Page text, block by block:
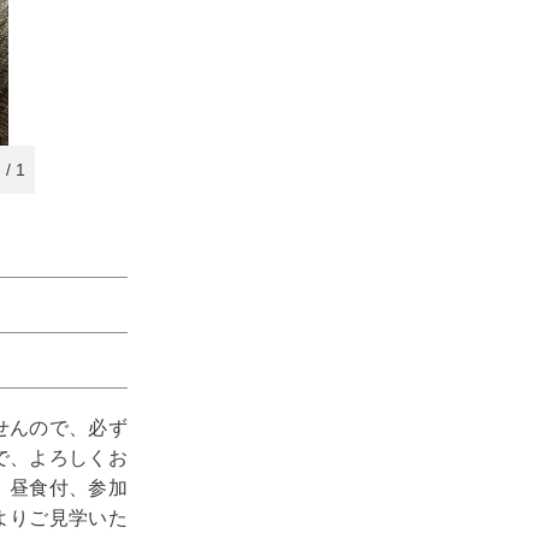
/ 1
んので、必ず
、よろしくお
昼食付、参加
りご見学いた